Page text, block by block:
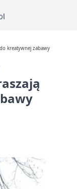
kreatywnej zabawy